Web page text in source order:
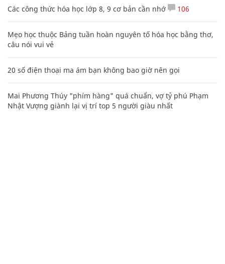
Các công thức hóa học lớp 8, 9 cơ bản cần nhớ 106
Mẹo học thuộc Bảng tuần hoàn nguyên tố hóa học bằng thơ,
câu nói vui vẻ
20 số điện thoại ma ám bạn không bao giờ nên gọi
Mai Phương Thúy "phím hàng" quá chuẩn, vợ tỷ phú Phạm
Nhật Vượng giành lại vị trí top 5 người giàu nhất